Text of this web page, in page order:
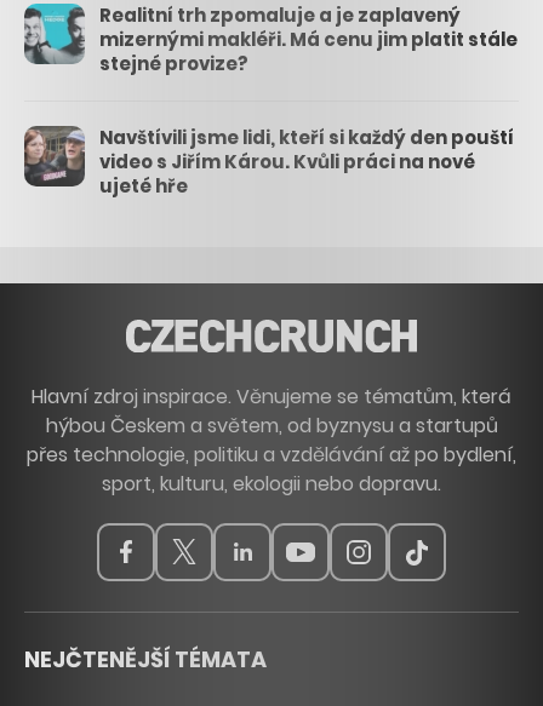
Realitní trh zpomaluje a je zaplavený
mizernými makléři. Má cenu jim platit stále
stejné provize?
Navštívili jsme lidi, kteří si každý den pouští
video s Jiřím Károu. Kvůli práci na nové
ujeté hře
Hlavní zdroj inspirace. Věnujeme se tématům, která
hýbou Českem a světem, od byznysu a startupů
přes technologie, politiku a vzdělávání až po bydlení,
sport, kulturu, ekologii nebo dopravu.
NEJČTENĚJŠÍ TÉMATA